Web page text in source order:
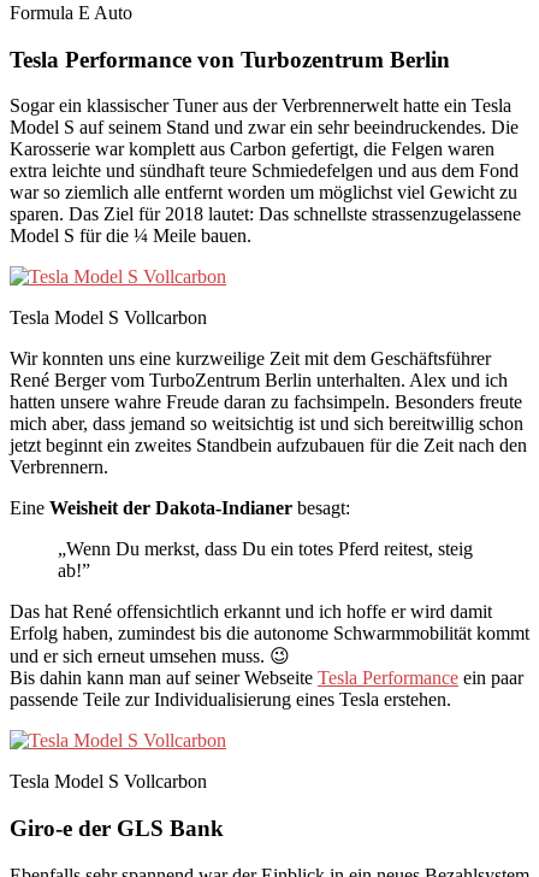
Formula E Auto
Tesla Performance von Turbozentrum Berlin
Sogar ein klassischer Tuner aus der Verbrennerwelt hatte ein Tesla
Model S auf seinem Stand und zwar ein sehr beeindruckendes. Die
Karosserie war komplett aus Carbon gefertigt, die Felgen waren
extra leichte und sündhaft teure Schmiedefelgen und aus dem Fond
war so ziemlich alle entfernt worden um möglichst viel Gewicht zu
sparen. Das Ziel für 2018 lautet: Das schnellste strassenzugelassene
Model S für die ¼ Meile bauen.
Tesla Model S Vollcarbon
Wir konnten uns eine kurzweilige Zeit mit dem Geschäftsführer
René Berger vom TurboZentrum Berlin unterhalten. Alex und ich
hatten unsere wahre Freude daran zu fachsimpeln. Besonders freute
mich aber, dass jemand so weitsichtig ist und sich bereitwillig schon
jetzt beginnt ein zweites Standbein aufzubauen für die Zeit nach den
Verbrennern.
Eine Weisheit der Dakota-Indianer besagt:
„Wenn Du merkst, dass Du ein totes Pferd reitest, steig
ab!”
Das hat René offensichtlich erkannt und ich hoffe er wird damit
Erfolg haben, zumindest bis die autonome Schwarmmobilität kommt
und er sich erneut umsehen muss. 😉
Bis dahin kann man auf seiner Webseite Tesla Performance ein paar
passende Teile zur Individualisierung eines Tesla erstehen.
Tesla Model S Vollcarbon
Giro-e der GLS Bank